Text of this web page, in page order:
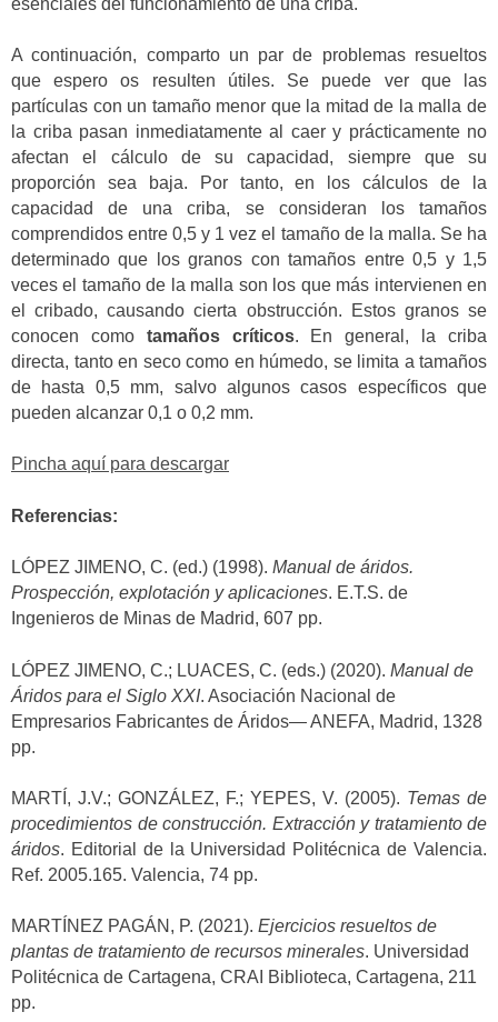
A continuación, comparto un par de problemas resueltos
que espero os resulten útiles. Se puede ver que las
partículas con un tamaño menor que la mitad de la malla de
la criba pasan inmediatamente al caer y prácticamente no
afectan el cálculo de su capacidad, siempre que su
proporción sea baja. Por tanto, en los cálculos de la
capacidad de una criba, se consideran los tamaños
comprendidos entre 0,5 y 1 vez el tamaño de la malla. Se ha
determinado que los granos con tamaños entre 0,5 y 1,5
veces el tamaño de la malla son los que más intervienen en
el cribado, causando cierta obstrucción. Estos granos se
conocen como tamaños críticos. En general, la criba
directa, tanto en seco como en húmedo, se limita a tamaños
de hasta 0,5 mm, salvo algunos casos específicos que
pueden alcanzar 0,1 o 0,2 mm.
Pincha aquí para descargar
Referencias:
LÓPEZ JIMENO, C. (ed.) (1998). Manual de áridos.
Prospección, explotación y aplicaciones. E.T.S. de
Ingenieros de Minas de Madrid, 607 pp.
LÓPEZ JIMENO, C.; LUACES, C. (eds.) (2020). Manual de
Áridos para el Siglo XXI. Asociación Nacional de
Empresarios Fabricantes de Áridos— ANEFA, Madrid, 1328
pp.
MARTÍ, J.V.; GONZÁLEZ, F.; YEPES, V. (2005). Temas de
procedimientos de construcción. Extracción y tratamiento de
áridos. Editorial de la Universidad Politécnica de Valencia.
Ref. 2005.165. Valencia, 74 pp.
MARTÍNEZ PAGÁN, P. (2021). Ejercicios resueltos de
plantas de tratamiento de recursos minerales. Universidad
Politécnica de Cartagena, CRAI Biblioteca, Cartagena, 211
pp.